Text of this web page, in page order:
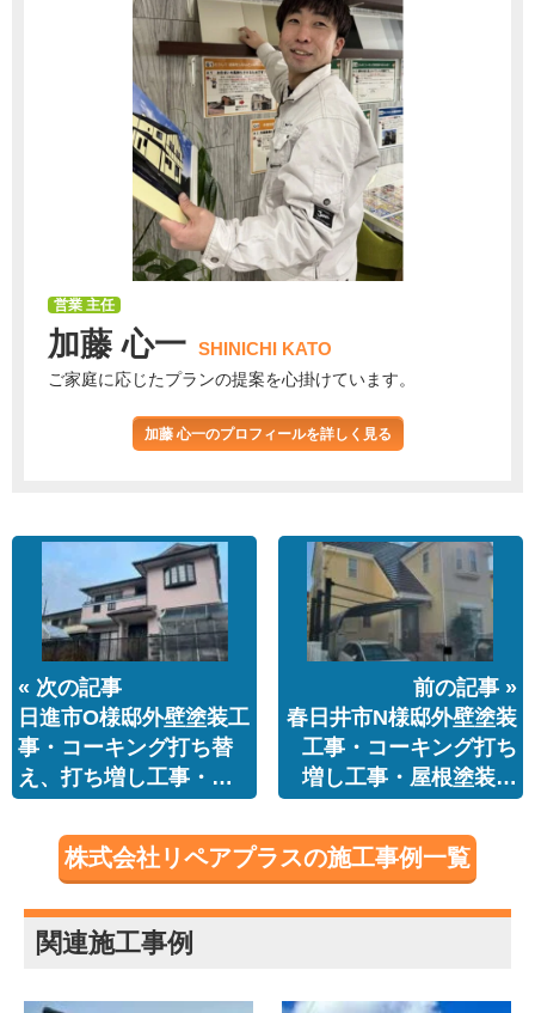
営業 主任
加藤 心一 SHINICHI KATO
ご家庭に応じたプランの提案を心掛けています。
加藤 心一のプロフィールを詳しく見る
« 次の記事
日進市O様邸外壁塗装工
事・コーキング打ち替
え、打ち増し工事・…
前の記事 »
春日井市N様邸外壁塗装
工事・コーキング打ち
増し工事・屋根塗装…
株式会社リペアプラスの施工事例一覧
関連施工事例